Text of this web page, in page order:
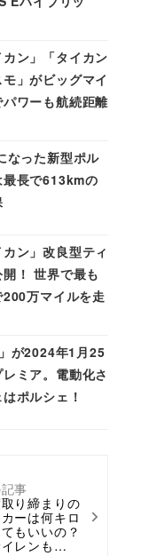
事
り締まりの
ーは何キロ
もいいの？
レンも…
ン」「タイカン
」がビッグマイ
ワーも航続距離
なった新型ポル
長で613kmの
ン」改良型ティ
！ 世界で最も
万マイルを走
が2024年1月25
ミア。電動化さ
ポルシェ！